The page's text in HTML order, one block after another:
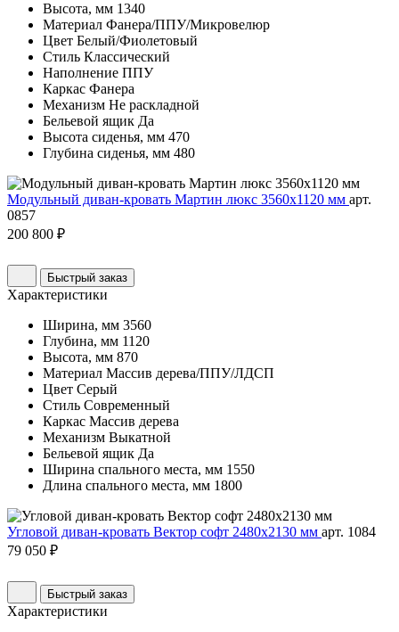
Высота, мм 1340
Материал Фанера/ППУ/Микровелюр
Цвет Белый/Фиолетовый
Стиль Классический
Наполнение ППУ
Каркас Фанера
Механизм Не раскладной
Бельевой ящик Да
Высота сиденья, мм 470
Глубина сиденья, мм 480
Модульный диван-кровать Мартин люкс 3560х1120 мм арт.
0857
200 800 ₽
Быстрый заказ
Характеристики
Ширина, мм 3560
Глубина, мм 1120
Высота, мм 870
Материал Массив дерева/ППУ/ЛДСП
Цвет Серый
Стиль Современный
Каркас Массив дерева
Механизм Выкатной
Бельевой ящик Да
Ширина спального места, мм 1550
Длина спального места, мм 1800
Угловой диван-кровать Вектор софт 2480х2130 мм арт. 1084
79 050 ₽
Быстрый заказ
Характеристики